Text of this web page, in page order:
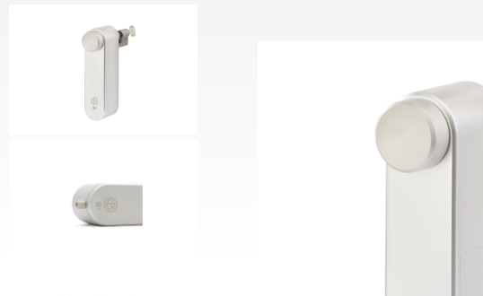
Communicatiemodule